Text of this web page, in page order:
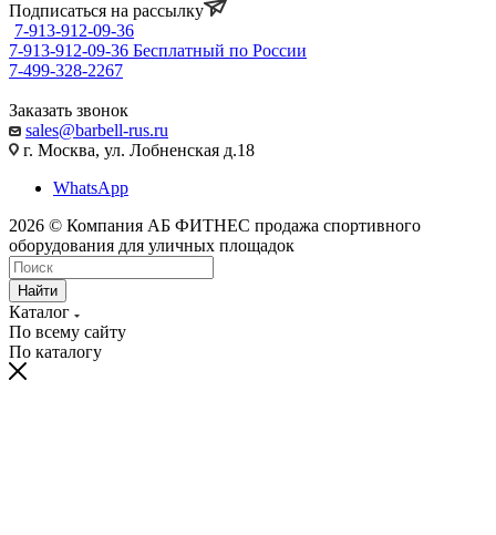
Подписаться на рассылку
7-913-912-09-36
7-913-912-09-36 Бесплатный по России
7-499-328-2267
Заказать звонок
sales@barbell-rus.ru
г. Москва, ул. Лобненская д.18
WhatsApp
2026 © Компания АБ ФИТНЕС продажа спортивного
оборудования для уличных площадок
Найти
Каталог
По всему сайту
По каталогу